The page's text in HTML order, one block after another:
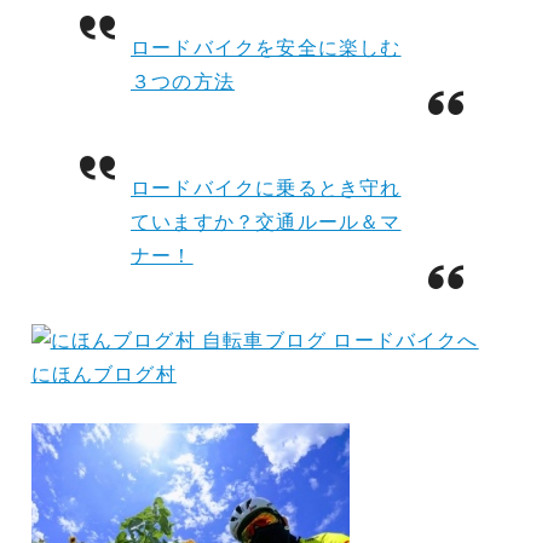
ロードバイクを安全に楽しむ
３つの方法
ロードバイクに乗るとき守れ
ていますか？交通ルール＆マ
ナー！
にほんブログ村